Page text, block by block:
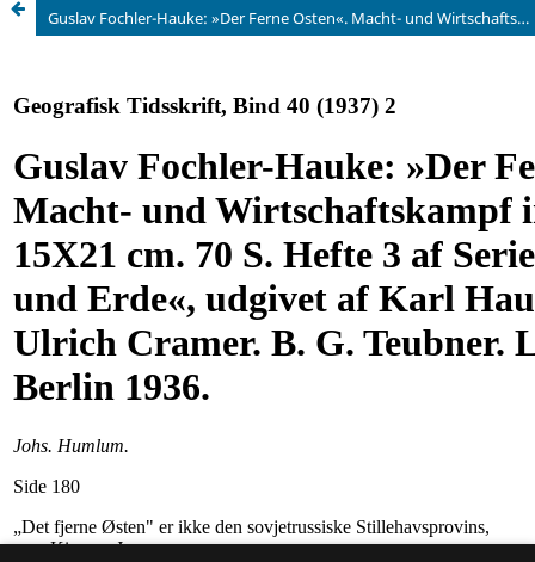
Guslav Fochler-Hauke: »Der Ferne Osten«. Macht- und Wirtschaftskampf in Ostasien. 15X21 cm. 70 S. Hefte 3 af Serien. »Macht und Erde«, udgivet af Karl Haushofer og Ulrich Cramer. B. G. Teubner. Leipzig und Berlin 1936.